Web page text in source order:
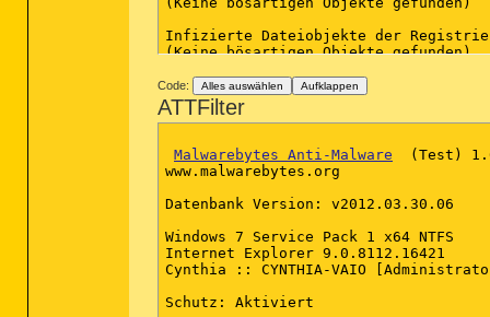
Infizierte Dateiobjekte der
(Keine bösartigen Objekte gefunden)
Infizierte Verzeichnisse: 0
(Keine bösartigen Objekte gefunden)
(Keine bösartigen Objekte gefunden)
Code: Alles auswählen Aufklappen
ATTFilter
Malwarebytes Anti-Malware
(Test)
www.malwarebytes.org
Datenbank Version: v2012.03.30.06
Windows 7 Service Pack 1 x64 NTFS
Internet Explorer 9.0.8112.16421
Cynthia :: CYNTHIA-VAIO
Schutz: Aktiviert